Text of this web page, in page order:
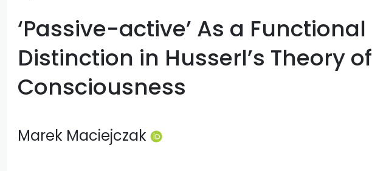
‘Passive-active’ As a Functional
Distinction in Husserl’s Theory of
Consciousness
Marek Maciejczak